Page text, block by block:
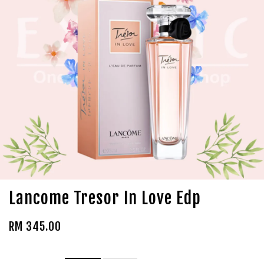
Lancome Tresor In Love Edp
RM 345.00